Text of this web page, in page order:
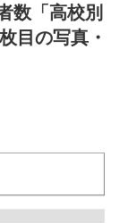
数「高校別
目の写真・